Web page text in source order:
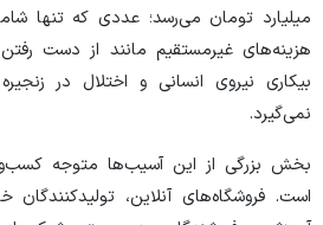
میلیارد تومان می‌رسد؛ عددی که تنها
هزینه‌های غیرمستقیم مانند از دست رفتن
بیکاری نیروی انسانی و اختلال در
نمی‌گیرد.
بخش بزرگی از این آسیب‌ها متوجه
است. فروشگاه‌های آنلاین، تولیدکنندگان